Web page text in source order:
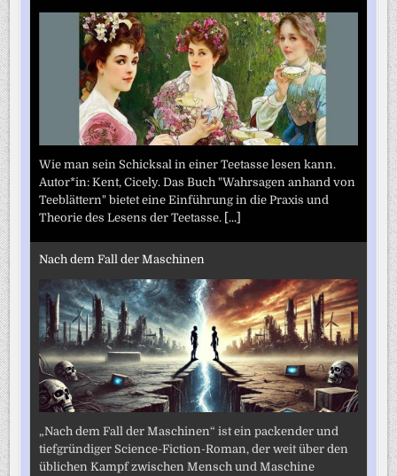
Wie man sein Schicksal in einer Teetasse lesen kann.
Autor*in: Kent, Cicely. Das Buch "Wahrsagen anhand von
Teeblättern" bietet eine Einführung in die Praxis und
Theorie des Lesens der Teetasse. [...]
Nach dem Fall der Maschinen
„Nach dem Fall der Maschinen“ ist ein packender und
tiefgründiger Science-Fiction-Roman, der weit über den
üblichen Kampf zwischen Mensch und Maschine